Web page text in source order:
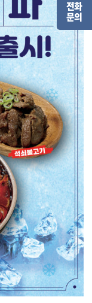
전화
문의